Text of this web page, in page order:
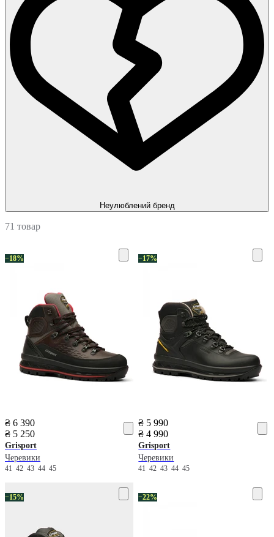
Неулюблений бренд
71 товар
−18%
₴ 6 390
₴ 5 250
Grisport
Черевики
41 42 43 44 45
−17%
₴ 5 990
₴ 4 990
Grisport
Черевики
4142434445
−15% −22%